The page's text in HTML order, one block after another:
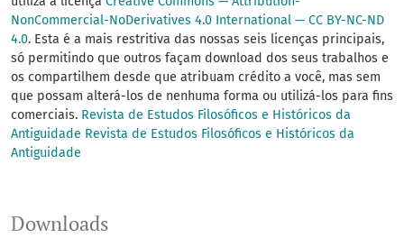
NonCommercial-NoDerivatives 4.0 International — CC BY-NC-ND
4.0. Esta é a mais restritiva das nossas seis licenças principais,
só permitindo que outros façam download dos seus trabalhos e
os compartilhem desde que atribuam crédito a você, mas sem
que possam alterá-los de nenhuma forma ou utilizá-los para fins
comerciais. Revista de Estudos Filosóficos e Históricos da
Antiguidade Revista de Estudos Filosóficos e Históricos da
Antiguidade
Downloads